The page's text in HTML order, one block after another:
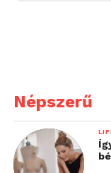
Bluetooth is a
Népszerű